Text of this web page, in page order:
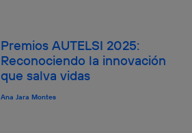
Premios AUTELSI 2025:
Reconociendo la innovación
que salva vidas
Ana Jara Montes